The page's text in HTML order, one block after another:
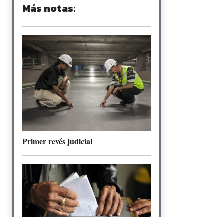
Más notas:
Primer revés judicial